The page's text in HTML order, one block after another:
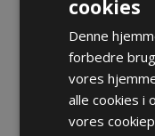
Reducer
cookies
Denne
forbedre
vores
alle cookies i
vores